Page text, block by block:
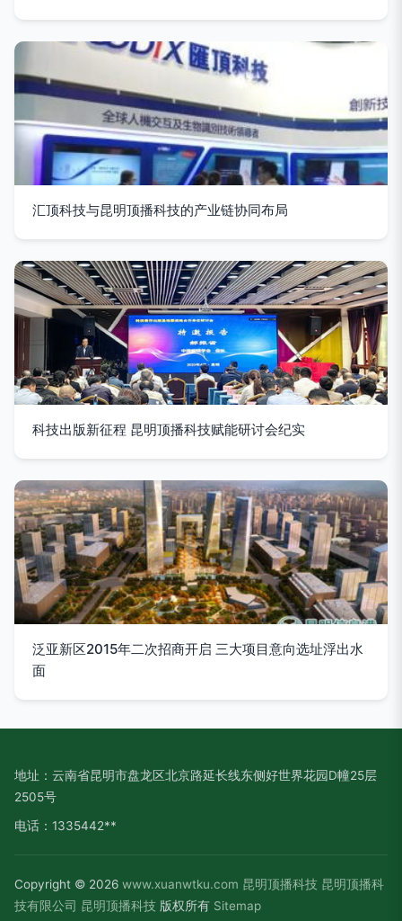
汇顶科技与昆明顶播科技的产业链协同布局
科技出版新征程 昆明顶播科技赋能研讨会纪实
泛亚新区2015年二次招商开启 三大项目意向选址浮出水
面
地址：云南省昆明市盘龙区北京路延长线东侧好世界花园D幢25层
2505号
电话：1335442**
Copyright © 2026 www.xuanwtku.com 昆明顶播科技 昆明顶播科
技有限公司 昆明顶播科技 版权所有 Sitemap